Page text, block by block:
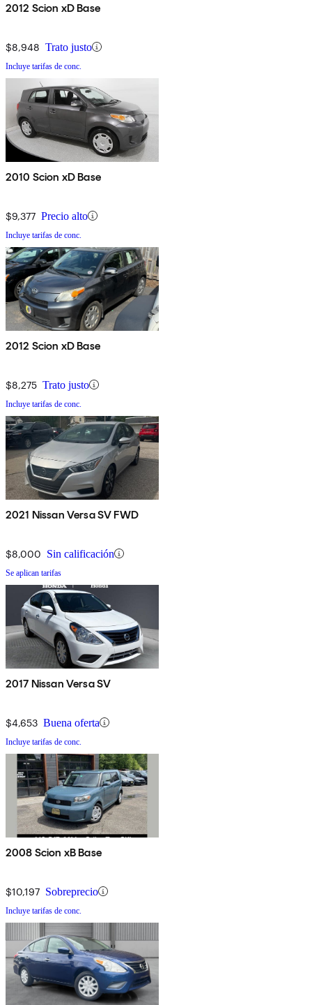
2012 Scion xD Base
$8,948 Trato justo
Incluye tarifas de conc.
2010 Scion xD Base
$9,377 Precio alto
Incluye tarifas de conc.
2012 Scion xD Base
$8,275 Trato justo
Incluye tarifas de conc.
2021 Nissan Versa SV FWD
$8,000 Sin calificación
Se aplican tarifas
2017 Nissan Versa SV
$4,653 Buena oferta
Incluye tarifas de conc.
2008 Scion xB Base
$10,197 Sobreprecio
Incluye tarifas de conc.